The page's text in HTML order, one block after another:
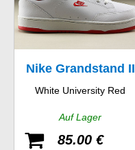
Nike Grandstand II
White University Red
Auf Lager
85.00 €